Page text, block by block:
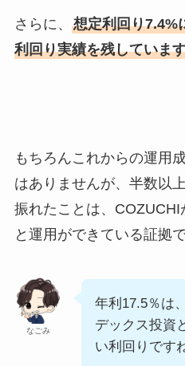
さらに、 想定利回り7.4%
利回り実績を残していま
もちろんこれからの運用
はありませんが、半数以
振れたことは、COZUCHI
と運用ができている証拠
なごみ
年利17.5％は
デックス投資
い利回りです